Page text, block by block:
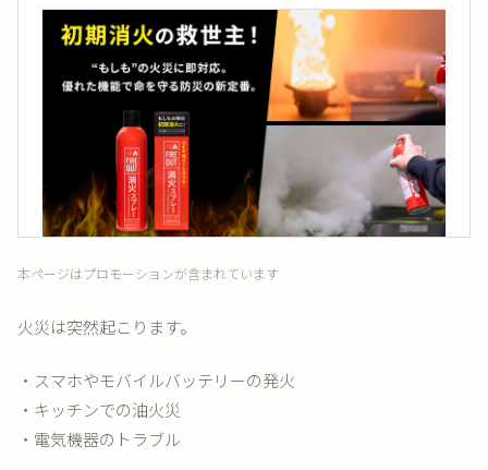
本ページはプロモーションが含まれています
火災は突然起こります。
・スマホやモバイルバッテリーの発火
・キッチンでの油火災
・電気機器のトラブル